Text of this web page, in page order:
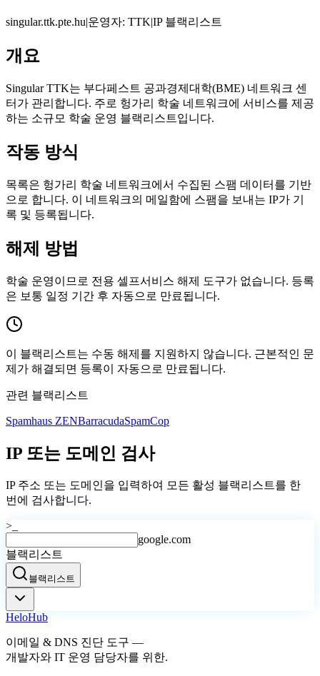
singular.ttk.pte.hu|운영자: TTK|IP 블랙리스트
개요
Singular TTK는 부다페스트 공과경제대학(BME) 네트워크 센
터가 관리합니다. 주로 헝가리 학술 네트워크에 서비스를 제공
하는 소규모 학술 운영 블랙리스트입니다.
작동 방식
목록은 헝가리 학술 네트워크에서 수집된 스팸 데이터를 기반
으로 합니다. 이 네트워크의 메일함에 스팸을 보내는 IP가 기
록 및 등록됩니다.
해제 방법
학술 운영이므로 전용 셀프서비스 해제 도구가 없습니다. 등록
은 보통 일정 기간 후 자동으로 만료됩니다.
이 블랙리스트는 수동 해제를 지원하지 않습니다. 근본적인 문
제가 해결되면 등록이 자동으로 만료됩니다.
관련 블랙리스트
Spamhaus ZENBarracudaSpamCop
IP 또는 도메인 검사
IP 주소 또는 도메인을 입력하여 모든 활성 블랙리스트를 한
번에 검사합니다.
>_
google.com
블랙리스트
블랙리스트
HeloHub
이메일 & DNS 진단 도구 —
개발자와 IT 운영 담당자를 위한.